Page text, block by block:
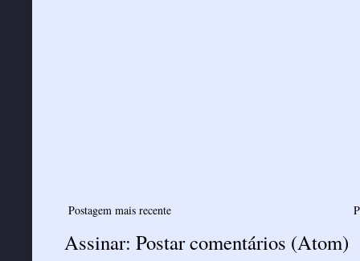
Postagem mais recente
Assinar: Postar comentários (Atom)